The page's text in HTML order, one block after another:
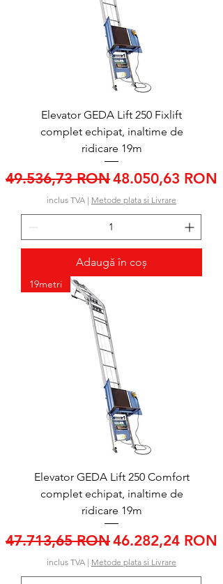
Elevator GEDA Lift 250 Fixlift
complet echipat, inaltime de
ridicare 19m
Preț normal
49.536,73 RONPreț redus
48.050,63 RON
inclus TVA | Metode plata si Livrare
Adaugă în coș
19metri
Elevator GEDA Lift 250 Comfort
complet echipat, inaltime de
ridicare 19m
Preț normal
47.713,65 RONPreț redus
46.282,24 RON
inclus TVA | Metode plata si Livrare